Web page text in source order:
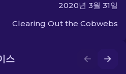
2020년 3월 31일
Clearing Out the Cobwebs
스